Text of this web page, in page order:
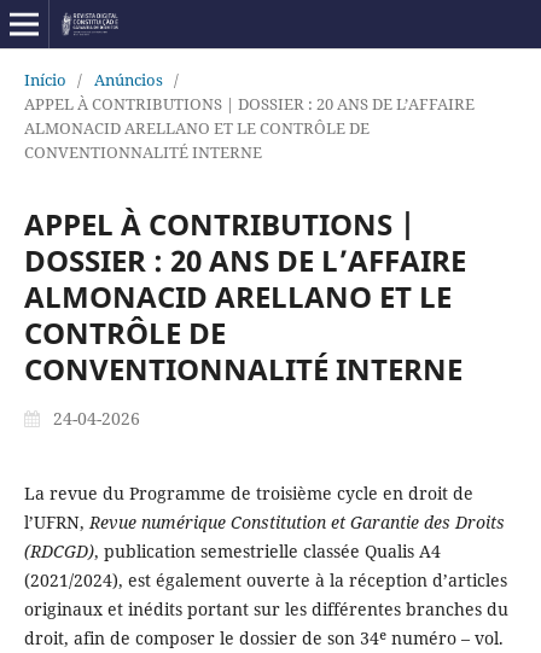
Início / Anúncios /
APPEL À CONTRIBUTIONS | DOSSIER : 20 ANS DE L’AFFAIRE
ALMONACID ARELLANO ET LE CONTRÔLE DE
CONVENTIONNALITÉ INTERNE
APPEL À CONTRIBUTIONS |
DOSSIER : 20 ANS DE L’AFFAIRE
ALMONACID ARELLANO ET LE
CONTRÔLE DE
CONVENTIONNALITÉ INTERNE
24-04-2026
La revue du Programme de troisième cycle en droit de
l’UFRN,Revue numérique Constitution et Garantie des Droits
(RDCGD), publication semestrielle classée Qualis A4
(2021/2024), est également ouverte à la réception d’articles
originaux et inédits portant sur les différentes branches du
droit, afin de composer le dossier de son 34ᵉ numéro – vol.